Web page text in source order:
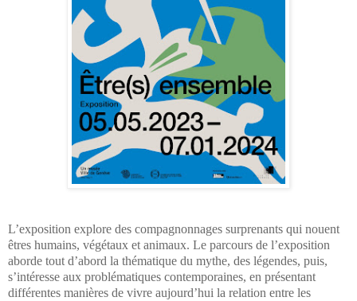
L’exposition explore des compagnonnages surprenants qui nouent
êtres humains, végétaux et animaux. Le parcours de l’exposition
aborde tout d’abord la thématique du mythe, des légendes, puis,
s’intéresse aux problématiques contemporaines, en présentant
différentes manières de vivre aujourd’hui la relation entre les